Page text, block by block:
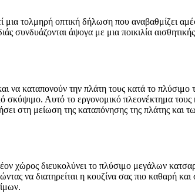
μια τολμηρή οπτική δήλωση που αναβαθμίζει
συνδυάζονται άψογα με μια ποικιλία
να καταπονούν την πλάτη τους κατά το πλύσιμο
Αυτό το εργονομικό πλεονέκτημα τους
στη μείωση της καταπόνησης της πλάτης και
χώρος διευκολύνει το πλύσιμο μεγάλων
να διατηρείται η κουζίνα σας πιο καθαρή και